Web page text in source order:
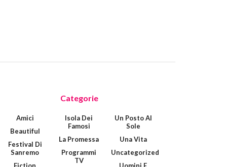
Categorie
Amici
Beautiful
Festival Di
Sanremo
Isola Dei
Famosi
La Promessa
Programmi
TV
Un Posto Al
Sole
Una Vita
Uncategorized